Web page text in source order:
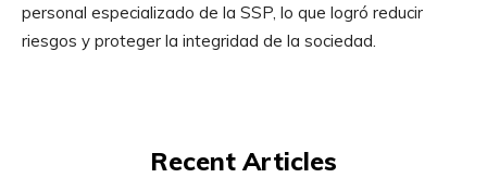
personal especializado de la SSP, lo que logró reducir
riesgos y proteger la integridad de la sociedad.
Recent Articles